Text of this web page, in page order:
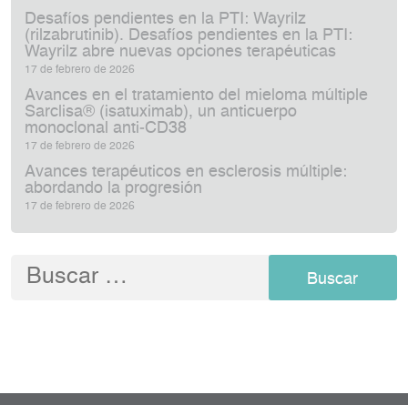
Desafíos pendientes en la PTI: Wayrilz
(rilzabrutinib). Desafíos pendientes en la PTI:
Wayrilz abre nuevas opciones terapéuticas
17 de febrero de 2026
Avances en el tratamiento del mieloma múltiple
Sarclisa® (isatuximab), un anticuerpo
monoclonal anti‑CD38
17 de febrero de 2026
Avances terapéuticos en esclerosis múltiple:
abordando la progresión
17 de febrero de 2026
Buscar: